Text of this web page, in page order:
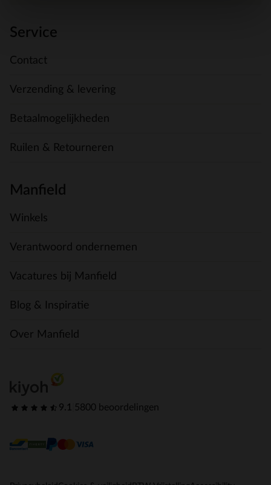
Service
Contact
Verzending & levering
Betaalmogelijkheden
Ruilen & Retourneren
Manfield
Winkels
Verantwoord ondernemen
Vacatures bij Manfield
Blog & Inspiratie
Over Manfield
9.1 5800 beoordelingen